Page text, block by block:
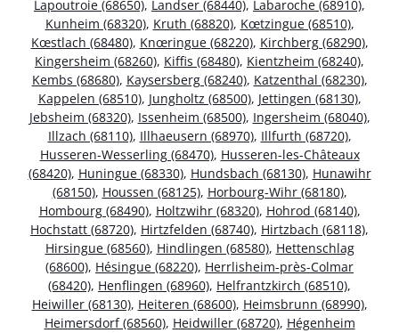
Lapoutroie (68650), Landser (68440), Labaroche (68910),
Kunheim (68320), Kruth (68820), Kœtzingue (68510),
Kœstlach (68480), Knœringue (68220), Kirchberg (68290),
Kingersheim (68260), Kiffis (68480), Kientzheim (68240),
Kembs (68680), Kaysersberg (68240), Katzenthal (68230),
Kappelen (68510), Jungholtz (68500), Jettingen (68130),
Jebsheim (68320), Issenheim (68500), Ingersheim (68040),
Illzach (68110), Illhaeusern (68970), Illfurth (68720),
Husseren-Wesserling (68470), Husseren-les-Châteaux
(68420), Huningue (68330), Hundsbach (68130), Hunawihr
(68150), Houssen (68125), Horbourg-Wihr (68180),
Hombourg (68490), Holtzwihr (68320), Hohrod (68140),
Hochstatt (68720), Hirtzfelden (68740), Hirtzbach (68118),
Hirsingue (68560), Hindlingen (68580), Hettenschlag
(68600), Hésingue (68220), Herrlisheim-près-Colmar
(68420), Henflingen (68960), Helfrantzkirch (68510),
Heiwiller (68130), Heiteren (68600), Heimsbrunn (68990),
Heimersdorf (68560), Heidwiller (68720), Hégenheim